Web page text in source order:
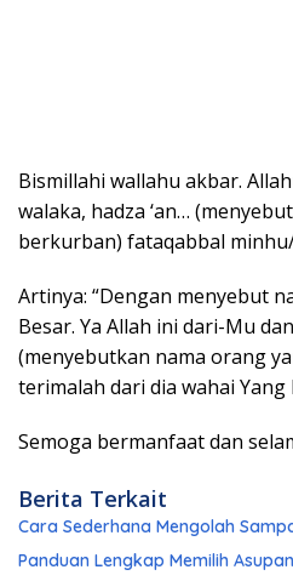
Bismillahi wallahu akbar.
walaka, hadza ‘an…
berkurban) fataqabbal
Artinya: “Dengan menyebut
Besar. Ya Allah ini dari-Mu
(menyebutkan nama orang
terimalah dari dia wahai Yang
Semoga bermanfaat dan
Berita Terkait
Cara Sederhana Mengolah
Panduan Lengkap Memilih